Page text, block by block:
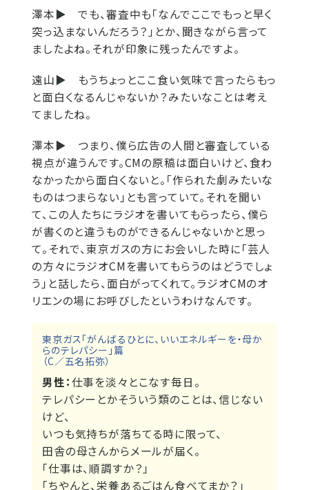
澤本▶ でも、審査中も「なんでここでもっと早く
突っ込まないんだろう？」とか、聞きながら言って
ましたよね。それが印象に残ったんですよ。
遠山▶ もうちょっとここ食い気味で言ったらもっ
と面白くなるんじゃないか？みたいなことは考え
てましたね。
澤本▶ つまり、僕ら広告の人間と審査している
視点が違うんです。CMの原稿は面白いけど、食わ
なかったから面白くないと。「作られた劇みたいな
ものはつまらない」とも言っていて。それを聞い
て、この人たちにラジオを書いてもらったら、僕ら
が書くのと違うものができるんじゃないかと思っ
て。それで、東京ガスの方にお会いした時に「芸人
の方々にラジオCMを書いてもらうのはどうでしょ
う」と話したら、面白がってくれて。ラジオCMのオ
リエンの場にお呼びしたというわけなんです。
東京ガス「がんばるひとに、いいエネルギーを・母か
らのテレパシー」篇
（C／五名拓弥）
男性：仕事を淡々とこなす毎日。
テレパシーとかそういう類のことは、信じない
けど、
いつも気持ちが落ちてる時に限って、
田舎の母さんからメールが届く。
「仕事は、順調すか？」
「ちやんと、栄養あるごはん食べてまか？」